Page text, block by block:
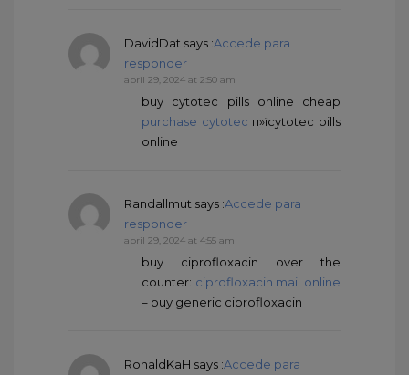
DavidDat says :Accede para
responder
abril 29, 2024 at 2:50 am
buy cytotec pills online cheap
purchase cytotec п»їcytotec pills
online
Randallmut says :Accede para
responder
abril 29, 2024 at 4:55 am
buy ciprofloxacin over the
counter: ciprofloxacin mail online
– buy generic ciprofloxacin
RonaldKaH says :Accede para